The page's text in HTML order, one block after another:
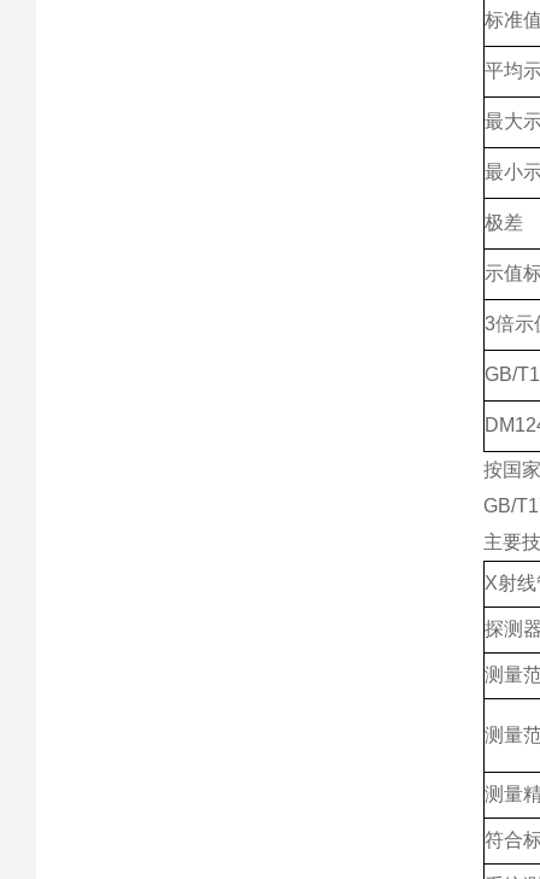
标准
平均
最大
最小
极差
示值
3倍示
GB/
按国
GB/
主要
X射
探测
测量
测量
测量
符合